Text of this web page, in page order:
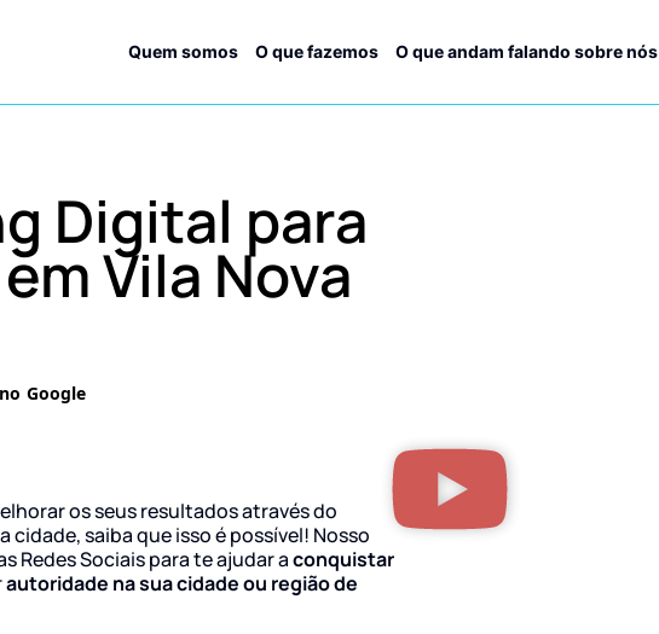
Quem somos O que fazemos O que andam falando sobre nós
Digital para
Vila Nova
os seus resultados através do
cidade, saiba que isso é possível! Nosso
Redes Sociais para te ajudar aconquistar
autoridade na sua cidade ou região de